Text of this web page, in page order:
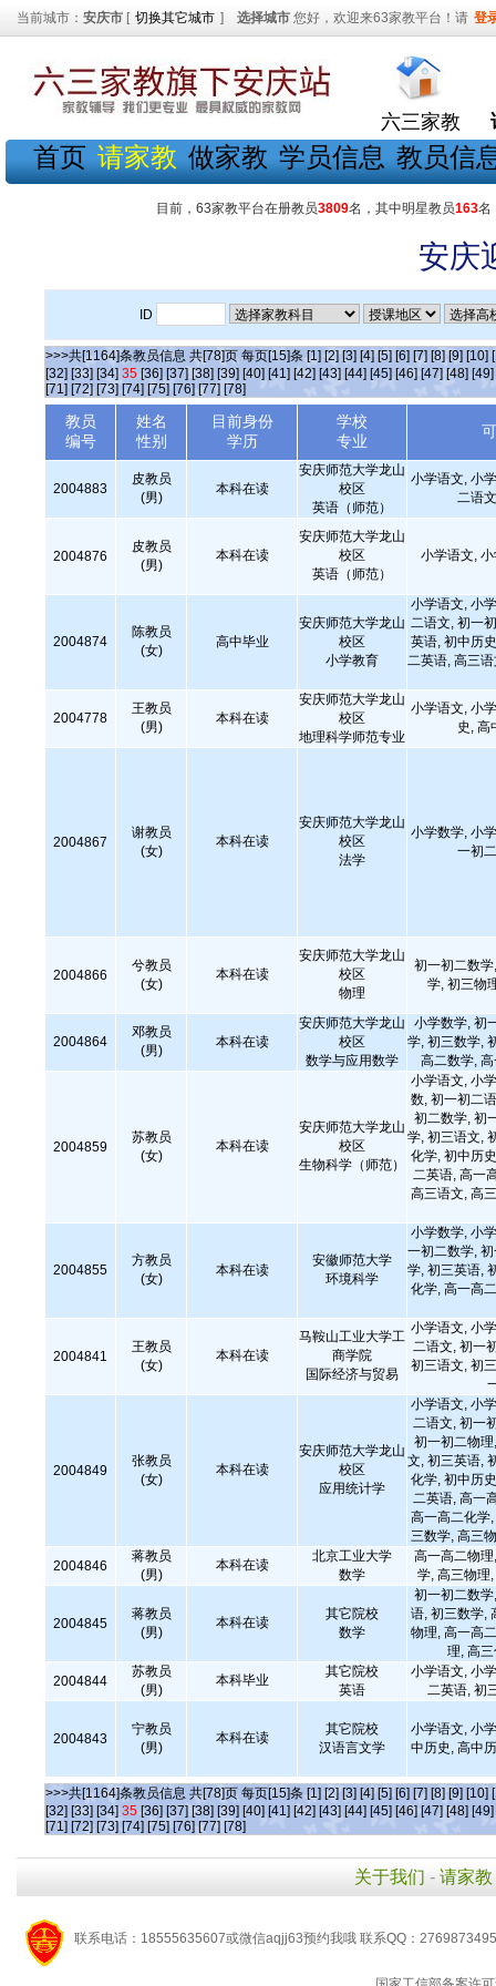
当前城市： 安庆市 [ 切换其它城市 ] 选择城市 您好，欢迎来63家教平台！请 登
六三家教
首页 请家教 做家教 学员信息 教员信
目前，63家教平台在册教员3809名，其中明星教员163名
安庆
ID
>>>共[1164]条教员信息 共[78]页 每页[15]条 [1] [2] [3] [4] [5] [6] [7] [8] [9] [10]
[32] [33] [34] 35 [36] [37] [38] [39] [40] [41] [42] [43] [44] [45] [46] [47] [48] [49]
[71] [72] [73] [74] [75] [76] [77] [78]
教员
编号
姓名
性别
目前身份
学历
学校
专业
2004883
皮教员
(男)
本科在读
安庆师范大学龙山
校区
英语（师范）
小学语文, 小
二语
2004876
皮教员
(男)
本科在读
安庆师范大学龙山
校区
英语（师范）
小学语文,
2004874
陈教员
(女)
高中毕业
安庆师范大学龙山
校区
小学教育
小学语文, 小
二语文, 初一
英语, 初中历
二英语, 高三
2004778
王教员
(男)
本科在读
安庆师范大学龙山
校区
地理科学师范专业
小学语文, 小
史, 高
2004867
谢教员
(女)
本科在读
安庆师范大学龙山
校区
法学
小学数学, 小
一初
2004866
兮教员
(女)
本科在读
安庆师范大学龙山
校区
物理
初一初二数
学, 初三物
2004864
邓教员
(男)
本科在读
安庆师范大学龙山
校区
数学与应用数学
小学数学, 初
学, 初三数学,
高二数学,
2004859
苏教员
(女)
本科在读
安庆师范大学龙山
校区
生物科学（师范）
小学语文, 小
数, 初一初二
初二数学, 初
学, 初三语文,
化学, 初中历
二英语, 高一
高三语文, 高
2004855
方教员
(女)
本科在读
安徽师范大学
环境科学
小学数学, 小
一初二数学,
学, 初三英语,
化学, 高一高
2004841
王教员
(女)
本科在读
马鞍山工业大学工
商学院
国际经济与贸易
小学语文, 小
二语文, 初一
初三语文, 初
2004849
张教员
(女)
本科在读
安庆师范大学龙山
校区
应用统计学
小学语文, 小
二语文, 初一
初一初二物
文, 初三英语,
化学, 初中历
二英语, 高一
高一高二化学
三数学, 高三
2004846
蒋教员
(男)
本科在读
北京工业大学
数学
高一高二物
学, 高三物理
2004845
蒋教员
(男)
本科在读
其它院校
数学
初一初二数
语, 初三数学,
物理, 高一高
理, 高
2004844
苏教员
(男)
本科毕业
其它院校
英语
小学语文, 小
二英语, 初
2004843
宁教员
(男)
本科在读
其它院校
汉语言文学
小学语文, 小
中历史, 高中
>>>共[1164]条教员信息 共[78]页 每页[15]条 [1] [2] [3] [4] [5] [6] [7] [8] [9] [10]
[32] [33] [34] 35 [36] [37] [38] [39] [40] [41] [42] [43] [44] [45] [46] [47] [48] [49]
[71] [72] [73] [74] [75] [76] [77] [78]
关于我们 - 请家教
联系电话：18555635607或微信aqjj63预约我哦 联系QQ：